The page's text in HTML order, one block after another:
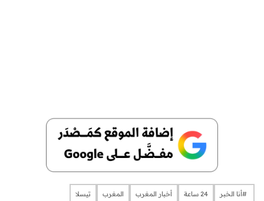
​​​​​​​​ #أنا الخبر 24 ساعة أخبار المغرب المغرب تيسلا